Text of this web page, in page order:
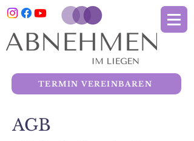
TERMIN VEREINBAREN
AGB